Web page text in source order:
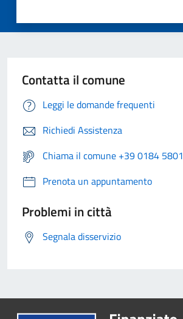
Contatta il comune
Leggi le domande frequenti
Richiedi Assistenza
Chiama il comune +39 0184 5801
Prenota un appuntamento
Problemi in città
Segnala disservizio